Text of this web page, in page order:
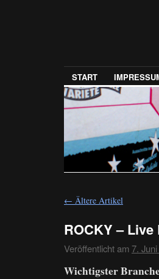
START
← Ältere Artikel
ROCKY –
Veröffentlicht am7.
Wichtigster